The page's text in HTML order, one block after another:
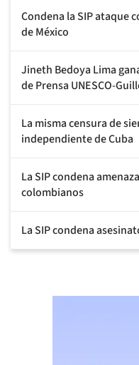
Condena la SIP ataque
de México
Jineth Bedoya Lima
de Prensa UNESCO-
La misma censura de
independiente de Cuba
La SIP condena
colombianos
La SIP condena